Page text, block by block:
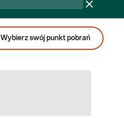
Wybierz swój punkt pobrań